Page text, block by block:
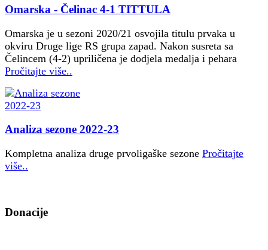
Omarska - Čelinac 4-1 TITTULA
Omarska je u sezoni 2020/21 osvojila titulu prvaka u
okviru Druge lige RS grupa zapad. Nakon susreta sa
Čelincem (4-2) upriličena je dodjela medalja i pehara
Pročitajte više..
Analiza sezone 2022-23
Kompletna analiza druge prvoligaške sezone Pročitajte
više..
Donacije